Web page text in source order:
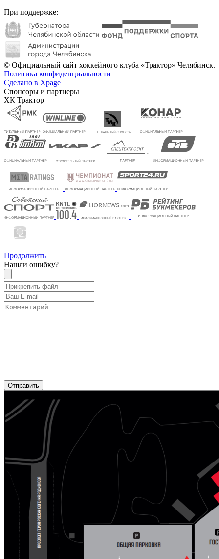
При поддержке:
© Официальный сайт хоккейного клуба «Трактор» Челябинск.
Политика конфиденциальности
Сделано в Xpage
Спонсоры и партнеры
ХК Трактор
Продолжить
Нашли ошибку?